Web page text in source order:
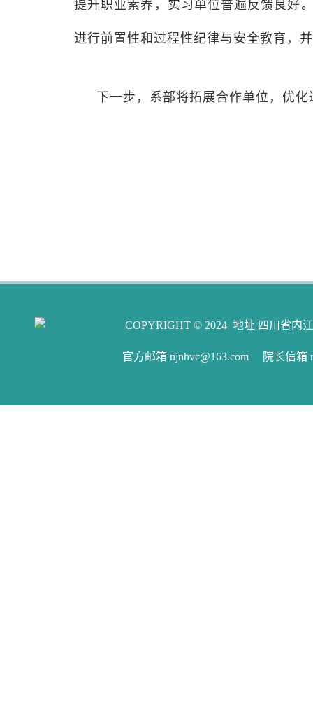
提升职业素养，实习单位普遍反馈良好
进行前置性和过程性纪律与安全教育 ，
下一步，系部将拓展合作单位，优
COPYRIGHT © 2024 地址 四川省内
官方邮箱 njnhvc@163.com 院长信箱